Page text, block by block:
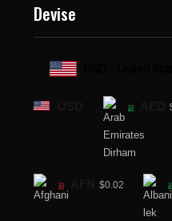
Devise
$0.02